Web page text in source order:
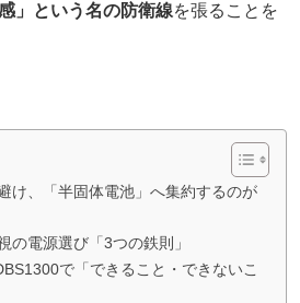
」という名の防衛線を張ることを
け、「半固体電池」へ集約するのが
の電源選び「3つの鉄則」
で「できること・できないこ